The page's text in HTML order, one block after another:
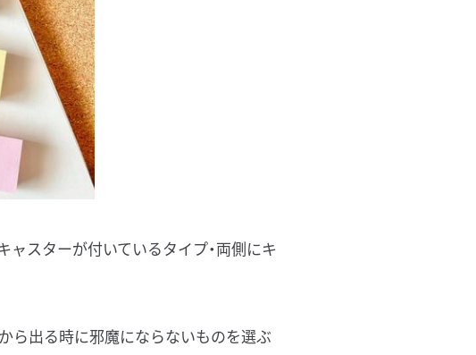
スターが付いているタイプ・両側にキ
ら出る時に邪魔にならないものを選ぶ